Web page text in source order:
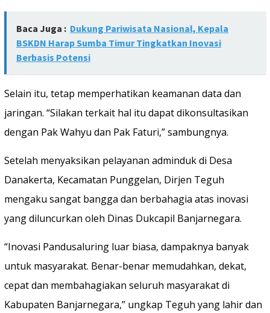
Baca Juga : Dukung Pariwisata Nasional, Kepala
BSKDN Harap Sumba Timur Tingkatkan Inovasi
Berbasis Potensi
Selain itu, tetap memperhatikan keamanan data dan
jaringan. “Silakan terkait hal itu dapat dikonsultasikan
dengan Pak Wahyu dan Pak Faturi,” sambungnya.
Setelah menyaksikan pelayanan adminduk di Desa
Danakerta, Kecamatan Punggelan, Dirjen Teguh
mengaku sangat bangga dan berbahagia atas inovasi
yang diluncurkan oleh Dinas Dukcapil Banjarnegara.
“Inovasi Pandusaluring luar biasa, dampaknya banyak
untuk masyarakat. Benar-benar memudahkan, dekat,
cepat dan membahagiakan seluruh masyarakat di
Kabupaten Banjarnegara,” ungkap Teguh yang lahir dan